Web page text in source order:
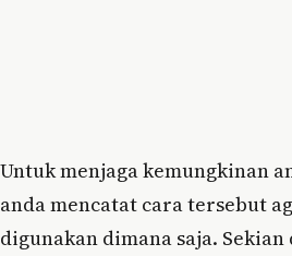
Untuk menjaga kemungkinan
anda mencatat cara tersebut
digunakan dimana saja. Sekian